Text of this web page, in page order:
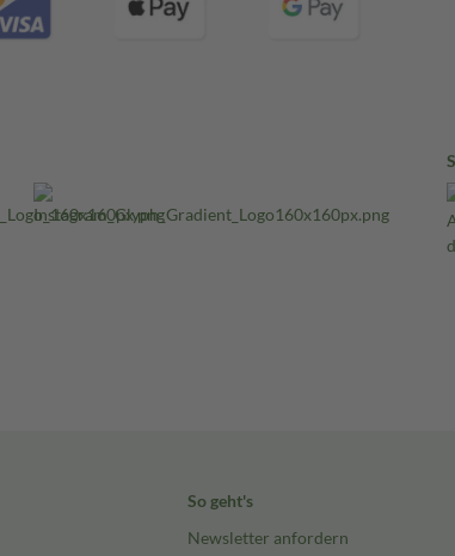
So geht's
Newsletter anfordern